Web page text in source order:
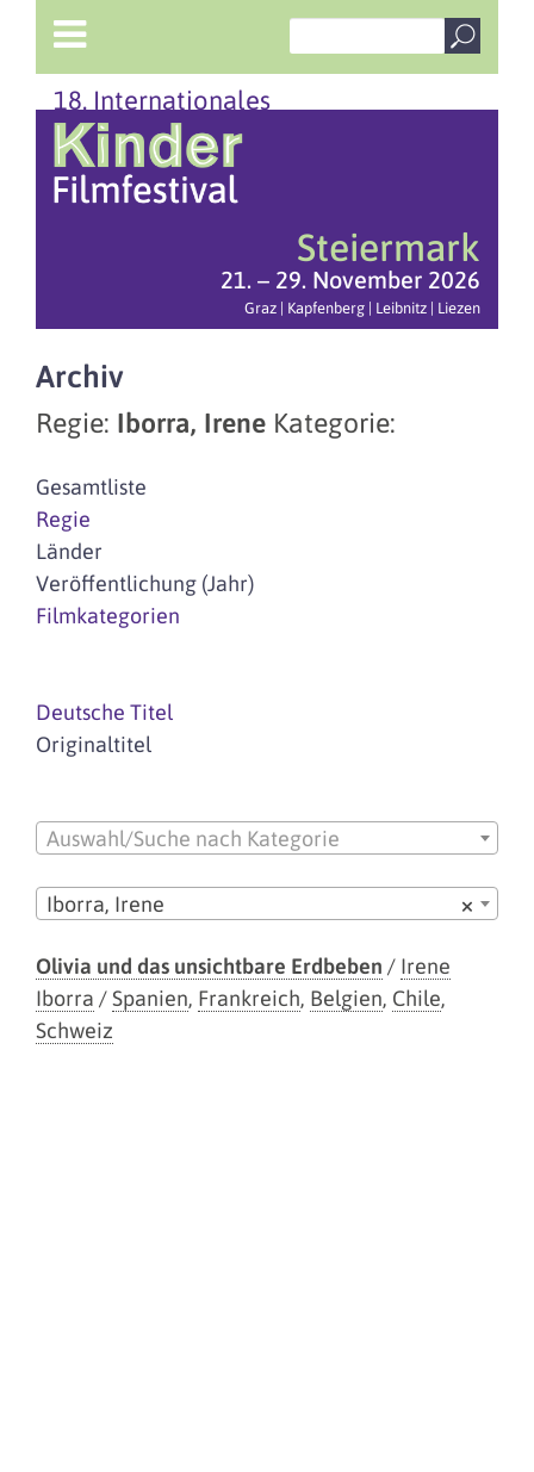
18. Internationales
Steiermark
21. – 29. November 2026
Graz | Kapfenberg | Leibnitz | Liezen
Archiv
Regie: Iborra, Irene Kategorie:
Gesamtliste
Regie
Länder
Veröffentlichung (Jahr)
Filmkategorien
Deutsche Titel
Originaltitel
Auswahl/Suche nach Kategorie
×
Iborra, Irene
Olivia und das unsichtbare Erdbeben / Irene
Iborra /Spanien, Frankreich, Belgien, Chile,
Schweiz